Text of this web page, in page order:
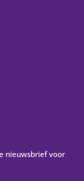
nieuwsbrief voor